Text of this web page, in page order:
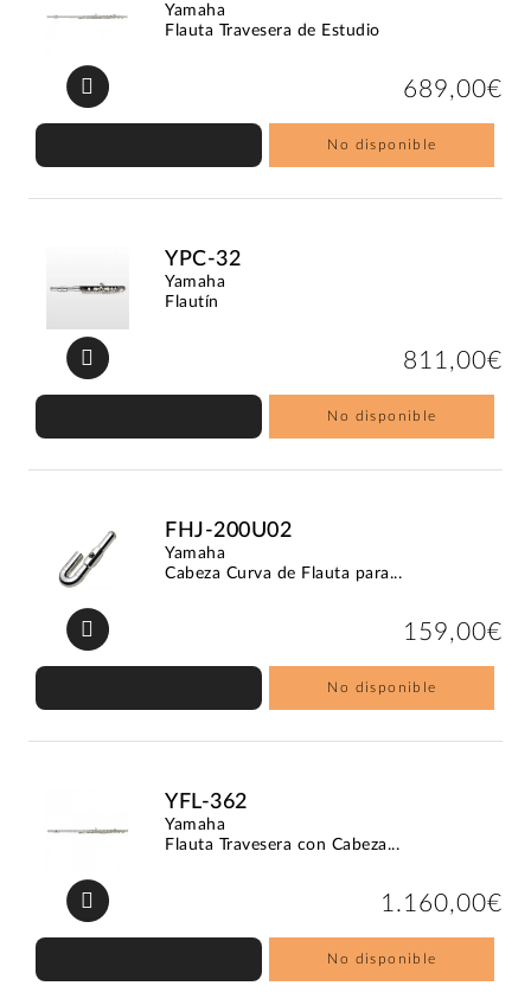
Yamaha
Flauta Travesera de Estudio
689,00€
No disponible
YPC-32
Yamaha
Flautín
811,00€
No disponible
FHJ-200U02
Yamaha
Cabeza Curva de Flauta para...
159,00€
No disponible
YFL-362
Yamaha
Flauta Travesera con Cabeza...
1.160,00€
No disponible